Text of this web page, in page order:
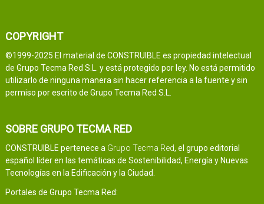
COPYRIGHT
©1999-2025 El material de CONSTRUIBLE es propiedad intelectual
de Grupo Tecma Red S.L. y está protegido por ley. No está permitido
utilizarlo de ninguna manera sin hacer referencia a la fuente y sin
permiso por escrito de Grupo Tecma Red S.L.
SOBRE GRUPO TECMA RED
CONSTRUIBLE pertenece a Grupo Tecma Red, el grupo editorial
español líder en las temáticas de Sostenibilidad, Energía y Nuevas
Tecnologías en la Edificación y la Ciudad.
Portales de Grupo Tecma Red: